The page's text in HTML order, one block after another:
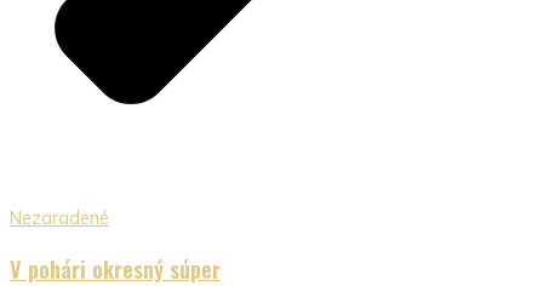
Nezaradené
V pohári okresný súper